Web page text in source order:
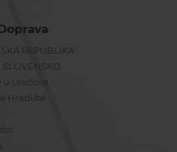
REPUBLIKA
Uničova
Hradiště